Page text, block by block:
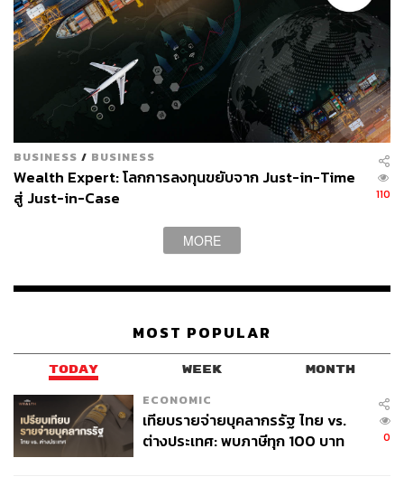
Market Focus
InnovestX Research
LHHOTEL
การลงทุน
บล.อินโนเวสท์ เอกซ์
BUSINESS / BUSINESS
Wealth Expert: โลกการลงทุนขยับจาก Just-in-Time
สู่ Just-in-Case
110
MORE
MOST POPULAR
TODAY WEEK MONTH
ECONOMIC
เทียบรายจ่ายบุคลากรรัฐ ไทย vs.
ต่างประเทศ: พบภาษีทุก 100 บาท
0